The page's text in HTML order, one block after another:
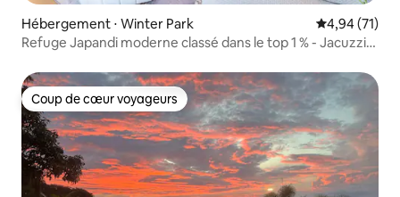
Hébergement ⋅ Winter Park Évaluation
4,94 (71)
Refuge Japandi moderne classé dans le top 1 % - Jacuzzi
Coup de cœur voyageurs
Coup de cœur voyageurs